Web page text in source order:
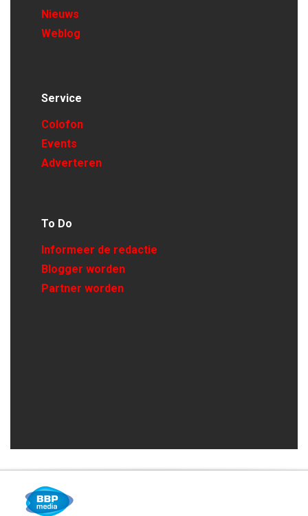
Nieuws
Weblog
Service
Colofon
Events
Adverteren
To Do
Informeer de redactie
Blogger worden
Partner worden